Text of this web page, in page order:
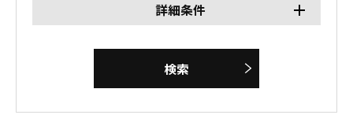
詳細条件
検索